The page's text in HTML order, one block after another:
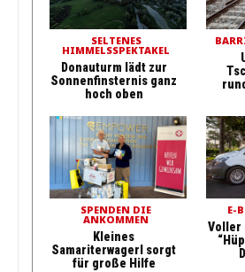
SELTENES
HIMMELSSPEKTAKEL
Donauturm lädt zur
Sonnenfinsternis ganz
hoch oben
SPENDEN DIE
ANKOMMEN
Kleines
Samariterwagerl sorgt
für große Hilfe
E-
Voller